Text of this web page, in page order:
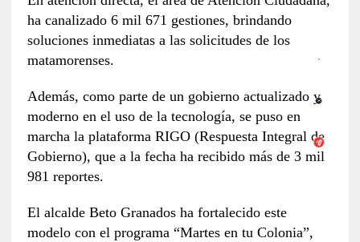
ha canalizado 6 mil 671 gestiones, brindando
soluciones inmediatas a las solicitudes de los
matamorenses.
Además, como parte de un gobierno actualizado y
moderno en el uso de la tecnología, se puso en
marcha la plataforma RIGO (Respuesta Integral de
Gobierno), que a la fecha ha recibido más de 3 mil
981 reportes.
El alcalde Beto Granados ha fortalecido este
modelo con el programa “Martes en tu Colonia”,